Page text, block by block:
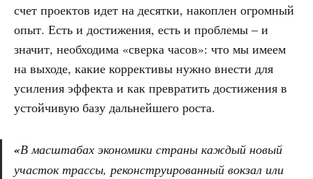
счет проектов идет на десятки, накоплен огромный
опыт. Есть и достижения, есть и проблемы – и
значит, необходима «сверка часов»: что мы имеем
на выходе, какие коррективы нужно внести для
усиления эффекта и как превратить достижения в
устойчивую базу дальнейшего роста.
«В масштабах экономики страны каждый новый
участок трассы, реконструированный вокзал или